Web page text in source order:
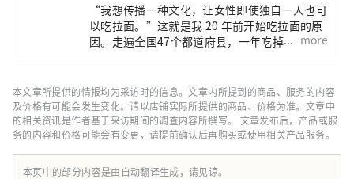
“我想传播一种文化，让女性即使独自一人也可
以吃拉面。”这就是我 20 年前开始吃拉面的原
因。走遍全国47个都道府县，一年吃掉600多碗
的拉面女孩。虽然外面有很多男性拉面狂人，但
的同时保持身材。她主持出租受欢迎的拉面店的
拉面女孩协会，并于2015年在横滨红砖仓库举
办了“第一届拉面女孩博览会”。该活动吸引了
来自全国各地的人气商店，此后在大阪、名古
屋、东京、熊本和静冈举办，总共吸引了约75
万人参加。 2018年，成立Ramen Switch株式
more
本文章所提供的情报均为采访时的信息。文章内所提到的商品、服务的内容
及价格有可能会发生变化。请以店铺实际所提供的商品、价格为准。文章中
的相关资讯是作者基于采访期间的调查内容所撰写。 文章发布后，产品或服
务的内容和价格可能会有变更，请提前确认后再购买或使用相关产品服务。
本页中的部分内容是由自动翻译生成，请见谅。